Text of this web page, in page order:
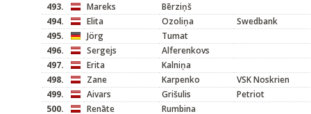
493. Mareks
Bērziņš
494.
Elita Ozoliņa
Swedbank
495.
Jörg
Tumat
496.
Sergejs
Alferenkovs
497.
Erita
Kalniņa
498.
Zane Karpenko
VSK Noskrien
499.
Aivars Grišulis
Petriot
500.
Renāte
Rumbina